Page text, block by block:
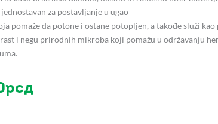
za postavljanje u ugao
pomaže da potone i ostane potopljen, a takođe služi
i negu prirodnih mikroba koji pomažu u održavanju
рсд